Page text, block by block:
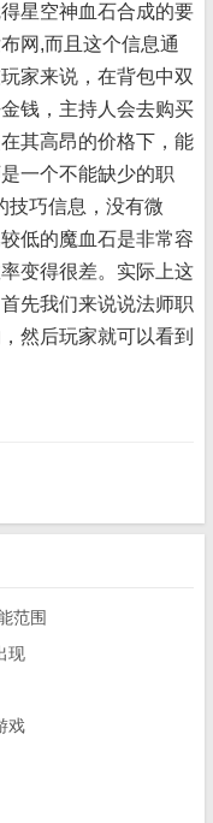
星空神血石合成的要
网,而且这个信息通
家来说，在背包中双
钱，主持人会去购买
其高昂的价格下，能
一个不能缺少的职
技巧信息，没有微
低的魔血石是非常容
变得很差。实际上这
先我们来说说法师职
然后玩家就可以看到
范围
现
戏